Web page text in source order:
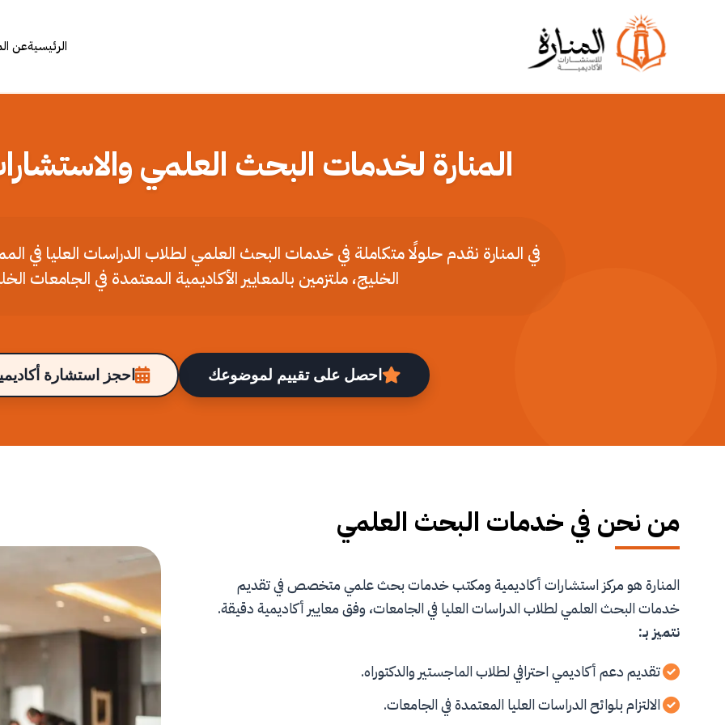
الرئيسيةعن
المنارة لخدمات البحث العلمي
في المنارة نقدم حلولًا متكاملة في خدمات البحث العلمي لطلاب الدراسات العليا في
الخليج، ملتزمين بالمعايير الأكاديمية المعتمدة في الجامعات
احصل على تقييم لموضوعك احجز استشارة
من نحن في خدمات البحث العلمي
المنارة هو مركز استشارات أكاديمية ومكتب خدمات بحث علمي متخصص في تقديم
خدمات البحث العلمي لطلاب الدراسات العليا في الجامعات، وفق معايير أكاديمية دقيقة.
نتميز بـ:
تقديم دعم أكاديمي احترافي لطلاب الماجستير والدكتوراه.
الالتزام بلوائح الدراسات العليا المعتمدة في الجامعات.